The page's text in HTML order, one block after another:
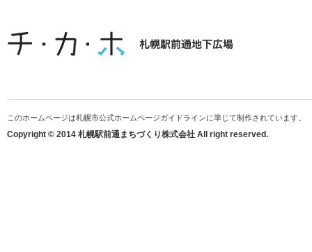
このホームページは札幌市公式ホームページガイドラインに準じて制作されています。
Copyright © 2014 札幌駅前通まちづくり株式会社 All right reserved.